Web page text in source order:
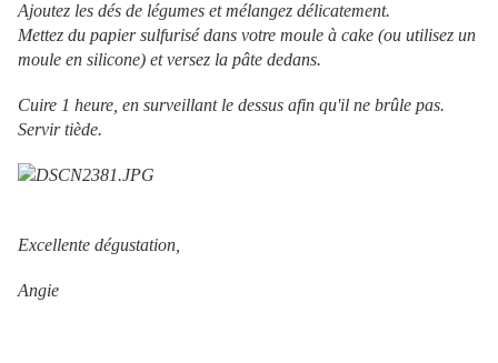
Ajoutez les dés de légumes et mélangez délicatement.
Mettez du papiersulfurisé dans votre moule à cake (ou utilisez un
moule en silicone) et versez la pâte dedans.
Cuire 1 heure, en surveillant le dessus afin qu'il ne brûle pas.
Servir tiède.
Excellente dégustation,
Angie